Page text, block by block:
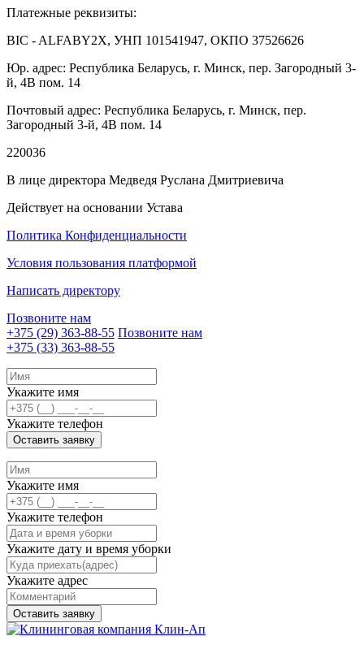
Платежные реквизиты:
BIC - ALFABY2X, УНП 101541947, ОКПО 37526626
Юр. адрес: Республика Беларусь, г. Минск, пер. Загородный 3-
й, 4В пом. 14
Почтовый адрес: Республика Беларусь, г. Минск, пер.
Загородный 3-й, 4В пом. 14
220036
В лице директора Медведя Руслана Дмитриевича
Действует на основании Устава
Политика Конфиденциальности
Условия пользования платформой
Написать директору
Позвоните нам
+375 (29) 363-88-55 Позвоните нам
+375 (33) 363-88-55
Укажите имя
Укажите телефон
Оставить заявку
Укажите имя
Укажите телефон
Укажите дату и время уборки
Укажите адрес
Оставить заявку